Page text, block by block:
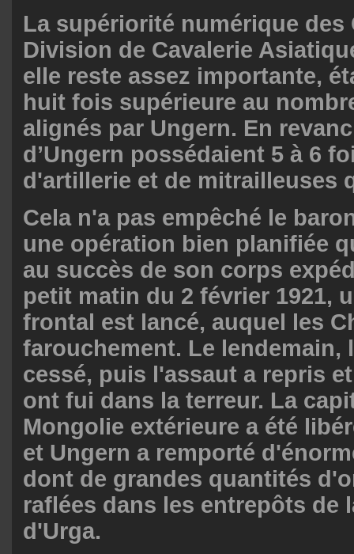
La supériorité numérique des
Division de Cavalerie
elle reste assez importante,
huit fois supérieure au
alignés par Ungern. En
d’Ungern possédaient 5 à 6
d'artillerie et de mitrailleuses
Cela n'a pas empêché le
une opération bien planifiée
au succès de son corps
petit matin du 2 février 1921,
frontal est lancé, auquel les
farouchement. Le lendemain,
cessé, puis l'assaut a repris
ont fui dans la terreur. La
Mongolie extérieure a été
et Ungern a remporté
dont de grandes quantités
raflées dans les entrepôts de
d'Urga.